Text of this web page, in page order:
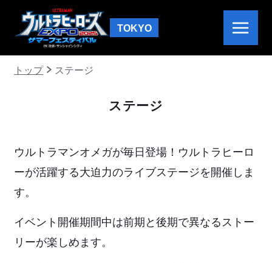
TOKYO
トップ ステージ
ステージ
ウルトラマンオメガが毎日登場！ウルトラヒーロ
ーが活躍する大迫力のライブステージを開催しま
す。
イベント開催期間中は前期と後期で異なるストー
リーが楽しめます。